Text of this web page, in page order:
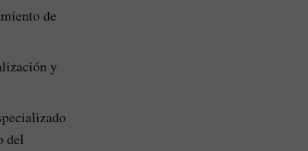
de
y
del